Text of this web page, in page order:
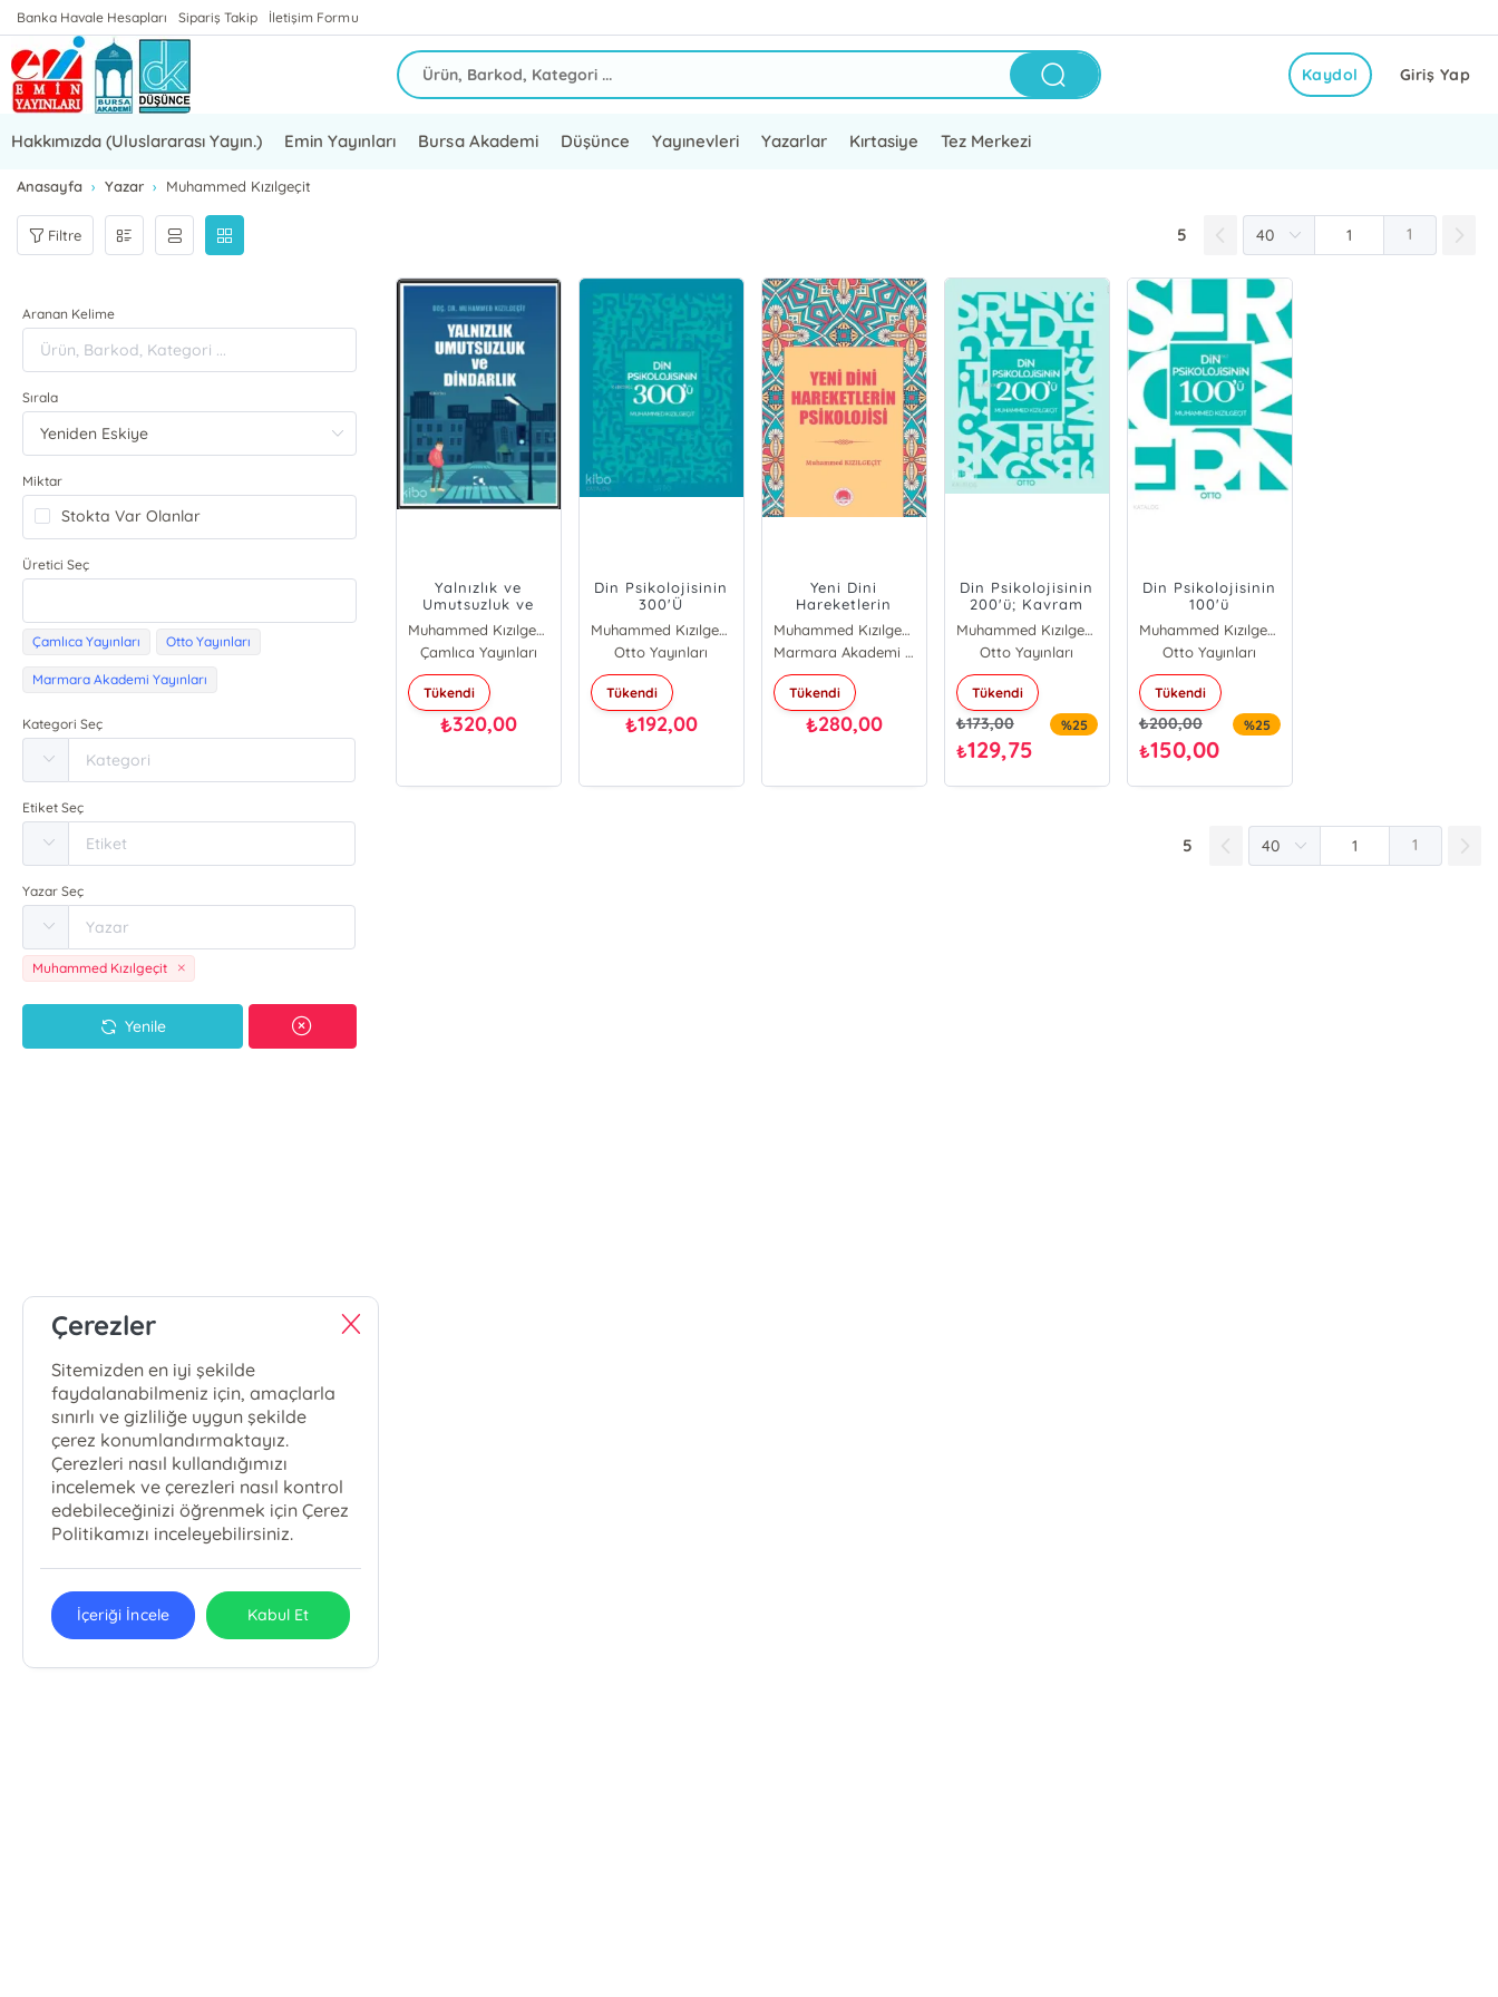
Banka Havale Hesapları Sipariş Takip İletişim Formu
Giriş Yap
Kaydol
Hakkımızda (Uluslararası Yayın.) Emin Yayınları Bursa Akademi Düşünce Yayınevleri Yazarlar Kırtasiye Tez Merkezi
Anasayfa Yazar Muhammed Kızılgeçit
Filtre 5 1
Aranan Kelime
Sırala
Miktar
Stokta Var Olanlar
Üretici Seç
Çamlıca Yayınları Otto Yayınları
Marmara Akademi Yayınları
Kategori Seç
Etiket Seç
Yazar Seç
Muhammed Kızılgeçit
Yenile
Yalnızlık ve
Umutsuzluk ve
Dindarlık
Muhammed Kızılgeçit
Çamlıca Yayınları
Tükendi
₺320,00
Din Psikolojisinin
300'Ü
Muhammed Kızılgeçit
Otto Yayınları
Tükendi
₺192,00
Yeni Dini
Hareketlerin
Psikolojisi
Muhammed Kızılgeçit
Marmara Akademi Yayınları
Tükendi
₺280,00
Din Psikolojisinin
200'ü; Kavram
Haritaları
Muhammed Kızılgeçit
Otto Yayınları
Tükendi
₺173,00
₺129,75
%25
Din Psikolojisinin
100'ü
Muhammed Kızılgeçit
Otto Yayınları
Tükendi
₺200,00
₺150,00
%25
5 1
Çerezler
Sitemizden en iyi şekilde
faydalanabilmeniz için, amaçlarla
sınırlı ve gizliliğe uygun şekilde
çerez konumlandırmaktayız.
Çerezleri nasıl kullandığımızı
incelemek ve çerezleri nasıl kontrol
edebileceğinizi öğrenmek için Çerez
Politikamızı inceleyebilirsiniz.
İçeriği İncele Kabul Et